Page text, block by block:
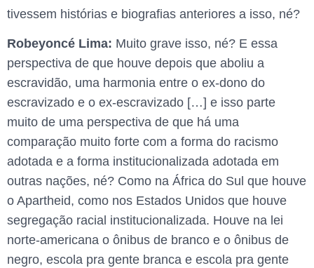
tivessem histórias e biografias anteriores a isso, né?
Robeyoncé Lima: Muito grave isso, né? E essa
perspectiva de que houve depois que aboliu a
escravidão, uma harmonia entre o ex-dono do
escravizado e o ex-escravizado […] e isso parte
muito de uma perspectiva de que há uma
comparação muito forte com a forma do racismo
adotada e a forma institucionalizada adotada em
outras nações, né? Como na África do Sul que houve
o Apartheid, como nos Estados Unidos que houve
segregação racial institucionalizada. Houve na lei
norte-americana o ônibus de branco e o ônibus de
negro, escola pra gente branca e escola pra gente